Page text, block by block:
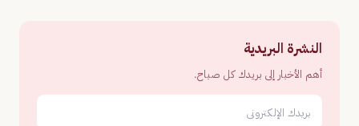
النشرة البريدية
أهم الأخبار إلى بريدك كل صباح.